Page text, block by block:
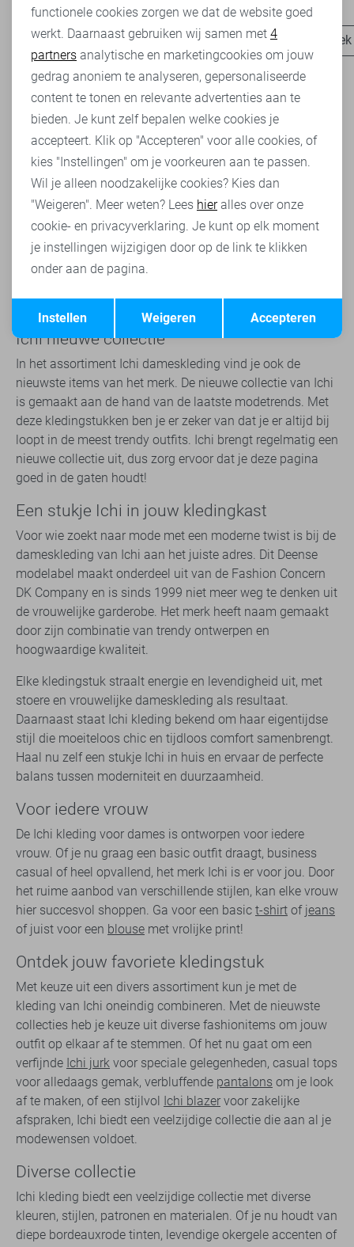
Ontdek nu
Kan jouw kledingkast wel een uitbreiding van stijlvolle,
trendy en tijdloze kleding gebruiken? Ontdek dan eens de
kleding van Ichi. Dit merk staat bekend om zijn eigentijdse
ontwerpen en hoogwaardige materialen. Hierdoor is Ichi
wereldwijd een echte favoriet onder modeliefhebbers. Of je
nu op zoek bent naar een chique outfit voor een avondje
uit of comfortabele kleding voor dagelijks gebruik, Ichi
kleding heeft het allemaal. Benieuwd
Ichi nieuwe collectie
In het assortiment Ichi dameskleding vind je ook de
nieuwste items van het merk. De nieuwe collectie van Ichi
is gemaakt aan de hand van de laatste modetrends. Met
deze kledingstukken ben je er zeker van dat je er altijd bij
loopt in de meest trendy outfits. Ichi brengt regelmatig een
nieuwe collectie uit, dus zorg ervoor dat je deze pagina
goed in de gaten houdt!
Een stukje Ichi in jouw kledingkast
Voor wie zoekt naar mode met een moderne twist is bij de
dameskleding van Ichi aan het juiste adres. Dit Deense
modelabel maakt onderdeel uit van de Fashion Concern
DK Company en is sinds 1999 niet meer weg te denken uit
de vrouwelijke garderobe. Het merk heeft naam gemaakt
door zijn combinatie van trendy ontwerpen en
hoogwaardige kwaliteit.
Elke kledingstuk straalt energie en levendigheid uit, met
stoere en vrouwelijke dameskleding als resultaat.
Daarnaast staat Ichi kleding bekend om haar eigentijdse
stijl die moeiteloos chic en tijdloos comfort samenbrengt.
Haal nu zelf een stukje Ichi in huis en ervaar de perfecte
balans tussen moderniteit en duurzaamheid.
Voor iedere vrouw
De Ichi kleding voor dames is ontworpen voor iedere
vrouw. Of je nu graag een basic outfit draagt, business
casual of heel opvallend, het merk Ichi is er voor jou. Door
het ruime aanbod van verschillende stijlen, kan elke vrouw
hier succesvol shoppen. Ga voor een basic t-shirt of jeans
of juist voor een blouse met vrolijke print!
Ontdek jouw favoriete kledingstuk
Met keuze uit een divers assortiment kun je met de
kleding van Ichi oneindig combineren. Met de nieuwste
collecties heb je keuze uit diverse fashionitems om jouw
outfit op elkaar af te stemmen. Of het nu gaat om een
verfijnde Ichi jurk voor speciale gelegenheden, casual tops
voor alledaags gemak, verbluffende pantalons om je look
af te maken, of een stijlvol Ichi blazer voor zakelijke
afspraken, Ichi biedt een veelzijdige collectie die aan al je
modewensen voldoet.
Diverse collectie
Ichi kleding biedt een veelzijdige collectie met diverse
kleuren, stijlen, patronen en materialen. Of je nu houdt van
diepe bordeauxrode tinten, levendige okergele accenten of
Analytische cookies
Marketing cookies
Terug Opslaan
functionele cookies zorgen we dat de website goed
werkt. Daarnaast gebruiken wij samen met 4
partners analytische en marketingcookies om jouw
gedrag anoniem te analyseren, gepersonaliseerde
content te tonen en relevante advertenties aan te
bieden. Je kunt zelf bepalen welke cookies je
accepteert. Klik op "Accepteren" voor alle cookies, of
kies "Instellingen" om je voorkeuren aan te passen.
Wil je alleen noodzakelijke cookies? Kies dan
"Weigeren". Meer weten? Lees hieralles over onze
cookie- en privacyverklaring. Je kunt op elk moment
je instellingen wijzigigen door op de link te klikken
onder aan de pagina.
Accepteren
Weigeren
Instellen